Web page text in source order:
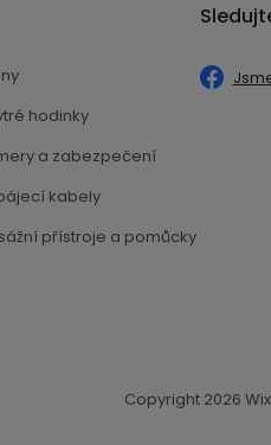
hodinky
a zabezpečení
kabely
přístroje a pomůcky
Copyright 2026